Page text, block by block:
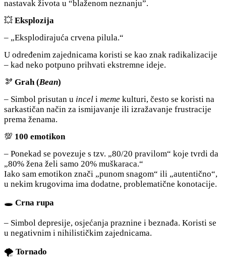
nastavak života u “blaženom neznanju”.
💥 Eksplozija
– „Eksplodirajuća crvena pilula.“
U određenim zajednicama koristi se kao znak radikalizacije
– kad neko potpuno prihvati ekstremne ideje.
🫘 Grah (Bean)
– Simbol prisutan u incel i meme kulturi, često se koristi na
sarkastičan način za ismijavanje ili izražavanje frustracije
prema ženama.
💯 100 emotikon
– Ponekad se povezuje s tzv. „80/20 pravilom“ koje tvrdi da
„80% žena želi samo 20% muškaraca.“
Iako sam emotikon znači „punom snagom“ ili „autentično“,
u nekim krugovima ima dodatne, problematične konotacije.
🕳️ Crna rupa
– Simbol depresije, osjećanja praznine i beznađa. Koristi se
u negativnim i nihilističkim zajednicama.
🌪️ Tornado